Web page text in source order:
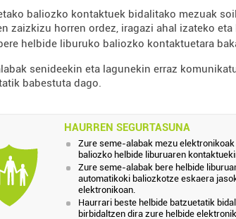
baliozko kontaktuek bidalitako mezuak
zaizkizu horren ordez, iragazi ahal izateko
helbide liburuko baliozko kontaktuetara
senideekin eta lagunekin erraz
babestuta dago.
HAURREN SEGURTASUNA
Zure seme-alabak mezu
baliozko helbide liburuaren
Zure seme-alabak bere helbide
automatikoki baliozkotze eskaera
elektronikoan.
Haurrari beste helbide batzuetatik
birbidaltzen dira zure helbide